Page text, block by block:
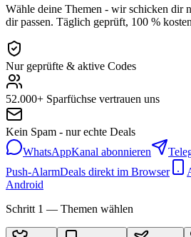
Wähle deine Themen - wir schicken dir
dir passen. Täglich geprüft, 100 %
Nur geprüfte & aktive Codes
52.000+ Sparfüchse vertrauen uns
Kein Spam - nur echte Deals
WhatsAppKanal abonnieren
Push-AlarmDeals direkt im Browser
Android
Schritt 1 — Themen wählen